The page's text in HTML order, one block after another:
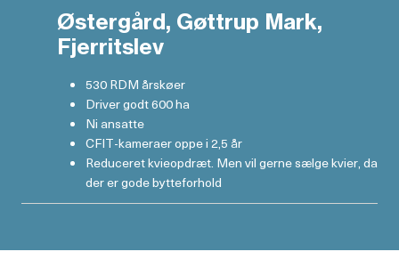
Østergård, Gøttrup Mark,
Fjerritslev
530 RDM årskøer
Driver godt 600 ha
Ni ansatte
CFIT-kameraer oppe i 2,5 år
Reduceret kvieopdræt. Men vil gerne sælge kvier, da
der er gode bytteforhold